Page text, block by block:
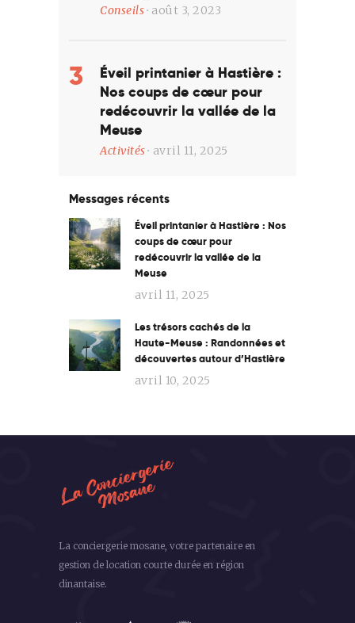
Conseils août 3, 2023
Éveil printanier à Hastière :
Nos coups de cœur pour
redécouvrir la vallée de la
Meuse
Activités avril 11, 2025
Messages récents
Éveil printanier à Hastière : Nos
coups de cœur pour
redécouvrir la vallée de la
Meuse
avril 11, 2025
Les trésors cachés de la
Haute-Meuse : Randonnées et
découvertes autour d’Hastière
avril 10, 2025
La conciergerie mosane, votre partenaire en
gestion de location courte durée en région
dinantaise.